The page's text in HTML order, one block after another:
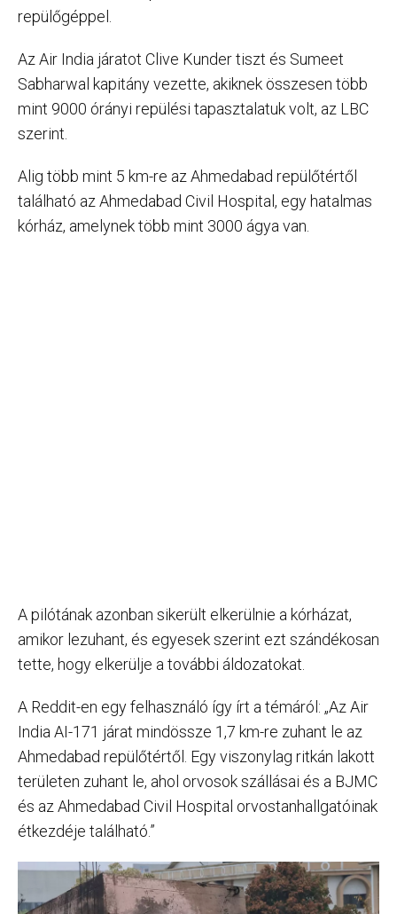
repülőgéppel.
Az Air India járatot Clive Kunder tiszt és Sumeet
Sabharwal kapitány vezette, akiknek összesen több
mint 9000 órányi repülési tapasztalatuk volt, az LBC
szerint.
Alig több mint 5 km-re az Ahmedabad repülőtértől
található az Ahmedabad Civil Hospital, egy hatalmas
kórház, amelynek több mint 3000 ágya van.
A pilótának azonban sikerült elkerülnie a kórházat,
amikor lezuhant, és egyesek szerint ezt szándékosan
tette, hogy elkerülje a további áldozatokat.
A Reddit-en egy felhasználó így írt a témáról: „Az Air
India AI-171 járat mindössze 1,7 km-re zuhant le az
Ahmedabad repülőtértől. Egy viszonylag ritkán lakott
területen zuhant le, ahol orvosok szállásai és a BJMC
és az Ahmedabad Civil Hospital orvostanhallgatóinak
étkezdéje található.”